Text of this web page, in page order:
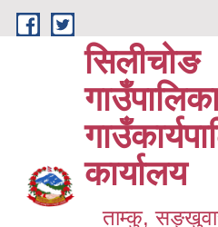
Skip to main content
सिलीचोङ
कार्यालय
ताम्कु,